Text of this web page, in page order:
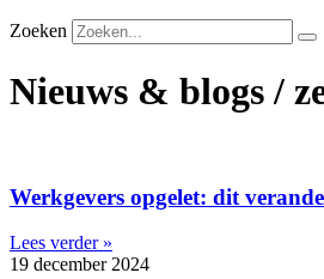
Zoeken
Nieuws & blogs /
Werkgevers opgelet: dit
Lees verder »
19 december 2024